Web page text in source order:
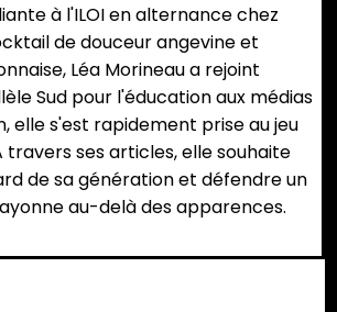
à l'ILOI en alternance chez
de douceur angevine et
Léa Morineau a rejoint
Sud pour l'éducation aux médias
elle s'est rapidement prise au jeu
travers ses articles, elle souhaite
de sa génération et défendre un
au-delà des apparences.